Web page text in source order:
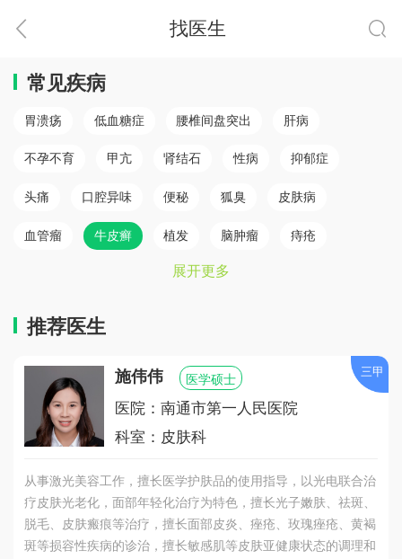
找医生
常见疾病
胃溃疡 低血糖症 腰椎间盘突出 肝病
不孕不育 甲亢 肾结石 性病 抑郁症
头痛 口腔异味 便秘 狐臭 皮肤病
血管瘤 牛皮癣 植发 脑肿瘤 痔疮
脾胃病 乳腺癌
腰椎间盘突出
展开更多
推荐医生
施伟伟 医学硕士
医院：南通市第一人民医院
科室：皮肤科
从事激光美容工作，擅长医学护肤品的使用指导，以光电联合治
疗皮肤光老化，面部年轻化治疗为特色，擅长光子嫩肤、祛斑、
脱毛、皮肤瘢痕等治疗，擅长面部皮炎、痤疮、玫瑰痤疮、黄褐
斑等损容性疾病的诊治，擅长敏感肌等皮肤亚健康状态的调理和
三甲